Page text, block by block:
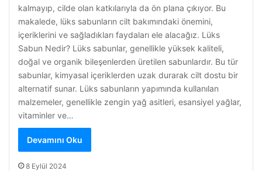
kalmayıp, cilde olan katkılarıyla da ön plana çıkıyor. Bu
makalede, lüks sabunların cilt bakımındaki önemini,
içeriklerini ve sağladıkları faydaları ele alacağız. Lüks
Sabun Nedir? Lüks sabunlar, genellikle yüksek kaliteli,
doğal ve organik bileşenlerden üretilen sabunlardır. Bu tür
sabunlar, kimyasal içeriklerden uzak durarak cilt dostu bir
alternatif sunar. Lüks sabunların yapımında kullanılan
malzemeler, genellikle zengin yağ asitleri, esansiyel yağlar,
vitaminler ve…
Devamını Oku
8 Eylül 2024